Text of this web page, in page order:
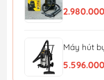
Máy hút